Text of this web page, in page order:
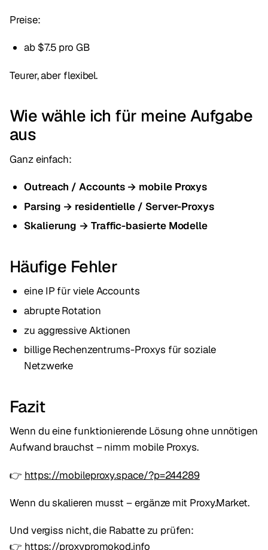
Preise:
ab $7.5 pro GB
Teurer, aber flexibel.
Wie wähle ich für meine Aufgabe
aus
Ganz einfach:
Outreach / Accounts → mobile Proxys
Parsing → residentielle / Server-Proxys
Skalierung → Traffic-basierte Modelle
Häufige Fehler
eine IP für viele Accounts
abrupte Rotation
zu aggressive Aktionen
billige Rechenzentrums-Proxys für soziale
Netzwerke
Fazit
Wenn du eine funktionierende Lösung ohne unnötigen
Aufwand brauchst – nimm mobile Proxys.
👉 https://mobileproxy.space/?p=244289
Wenn du skalieren musst – ergänze mit Proxy.Market.
Und vergiss nicht, die Rabatte zu prüfen:
👉 https://proxypromokod.info